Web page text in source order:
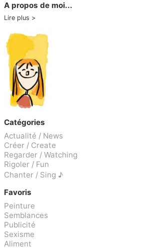
A propos de moi...
Lire plus
Catégories
Actualité / News
Créer / Create
Regarder / Watching
Rigoler / Fun
Chanter / Sing ♪
Favoris
Peinture
Semblances
Publicité
Sexisme
Aliment